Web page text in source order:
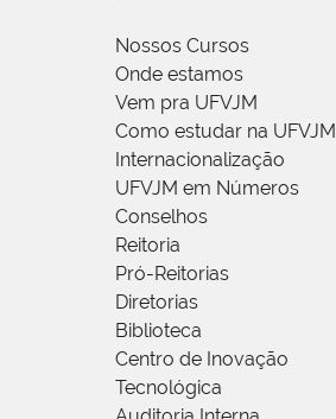
Nossos Cursos
Onde estamos
Vem pra UFVJM
Como estudar na UFVJM
Internacionalização
UFVJM em Números
Conselhos
Reitoria
Pró-Reitorias
Diretorias
Biblioteca
Centro de Inovação
Tecnológica